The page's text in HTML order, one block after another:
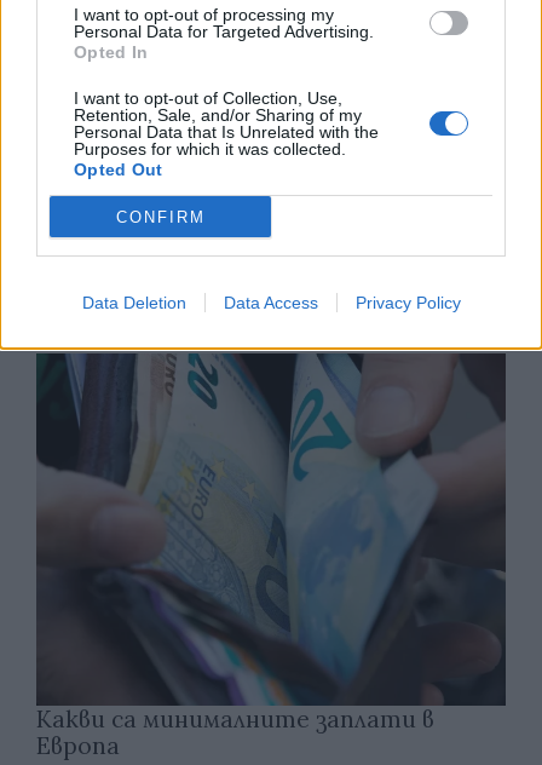
I want to opt-out of processing my
Personal Data for Targeted Advertising.
Opted In
I want to opt-out of Collection, Use,
Retention, Sale, and/or Sharing of my
Personal Data that Is Unrelated with the
Purposes for which it was collected.
Opted Out
CONFIRM
Data Deletion Data Access Privacy Policy
Изпълнителният директор на Revolut
европеец
Какви са минималните заплати в
Европа